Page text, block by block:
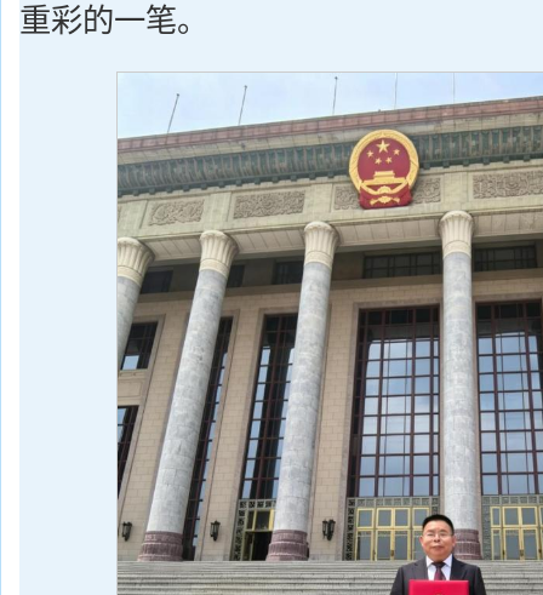
重彩的一笔。